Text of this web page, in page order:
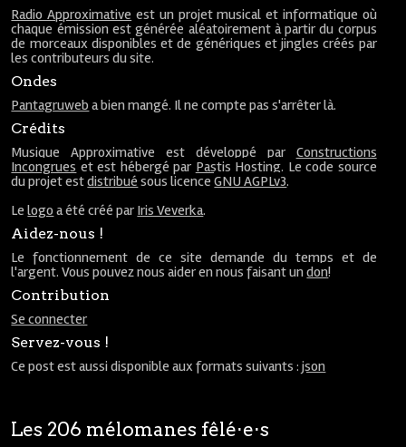
Radio Approximative est un projet musical et informatique où
chaque émission est générée aléatoirement à partir du corpus
de morceaux disponibles et de génériques et jingles créés par
les contributeurs du site.
Ondes
Pantagruweb a bien mangé. Il ne compte pas s'arrêter là.
Crédits
Musique Approximative est développé par Constructions
Incongrues et est hébergé par Pastis Hosting. Le code source
du projet estdistribué sous licenceGNU AGPLv3.
Lelogo a été créé par Iris Veverka.
Aidez-nous !
Le fonctionnement de ce site demande du temps et de
l'argent. Vous pouvez nous aider en nous faisant undon!
Contribution
Se connecter
Servez-vous !
Ce post est aussi disponible aux formats suivants :json
Les 206 mélomanes fêlé⋅e⋅s